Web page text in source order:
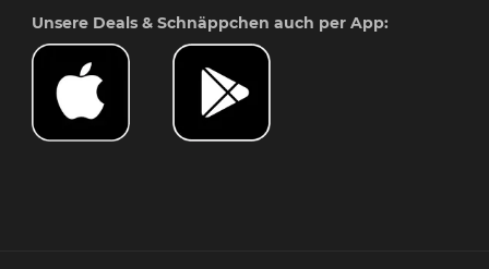
Unsere Deals & Schnäppchen auch per App: